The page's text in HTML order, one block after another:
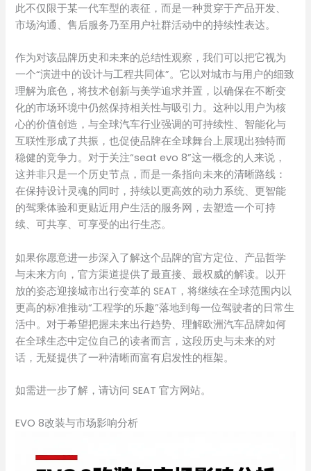
此不仅限于某一代车型的表征，而是一种贯穿于产品开发、
市场沟通、售后服务乃至用户社群活动中的持续性表达。
作为对该品牌历史和未来的总结性观察，我们可以把它视为
一个“演进中的设计与工程共同体”。它以对城市与用户的细致
理解为底色，将技术创新与美学追求并置，以确保在不断变
化的市场环境中仍然保持相关性与吸引力。这种以用户为核
心的价值创造，与全球汽车行业强调的可持续性、智能化与
互联性形成了共振，也促使品牌在全球舞台上展现出独特而
稳健的竞争力。对于关注“seat evo 8”这一概念的人来说，
这并非只是一个历史节点，而是一条指向未来的清晰路线：
在保持设计灵魂的同时，持续以更高效的动力系统、更智能
的驾乘体验和更贴近用户生活的服务网，去塑造一个可持
续、可共享、可享受的出行生态。
如果你愿意进一步深入了解这个品牌的官方定位、产品哲学
与未来方向，官方渠道提供了最直接、最权威的解读。以开
放的姿态迎接城市出行变革的 SEAT，将继续在全球范围内以
更高的标准推动“工程学的乐趣”落地到每一位驾驶者的日常生
活中。对于希望把握未来出行趋势、理解欧洲汽车品牌如何
在全球生态中定位自己的读者而言，这段历史与未来的对
话，无疑提供了一种清晰而富有启发性的框架。
如需进一步了解，请访问 SEAT 官方网站。
EVO 8改装与市场影响分析